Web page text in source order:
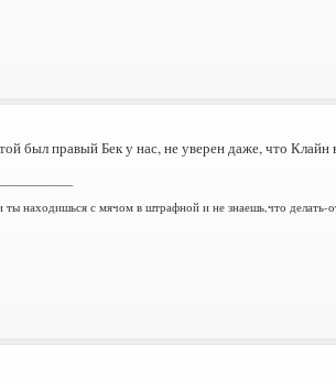
был правый Бек у нас, не уверен даже, что
ты находишься с мячом в штрафной и не знаешь,что делать-